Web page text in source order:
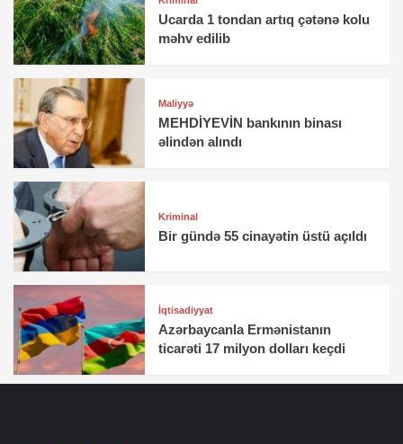
Ucarda 1 tondan artıq çətənə kolu
məhv edilib
Maliyyə
MEHDİYEVİN bankının binası
əlindən alındı
Kriminal
Bir gündə 55 cinayətin üstü açıldı
İqtisadiyyat
Azərbaycanla Ermənistanın
ticarəti 17 milyon dolları keçdi